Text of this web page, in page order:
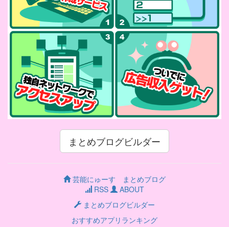
まとめブログビルダー
芸能にゅーす まとめブログ
RSS
ABOUT
まとめブログビルダー
おすすめアプリランキング